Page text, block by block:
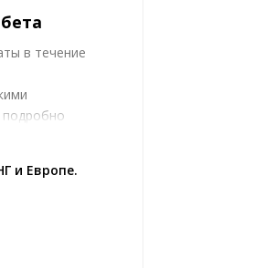
в течение
и Европе.